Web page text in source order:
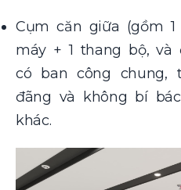
Cụm căn giữa (gồm
máy + 1 thang bộ,
có ban công chung,
đãng và không bí
khác.